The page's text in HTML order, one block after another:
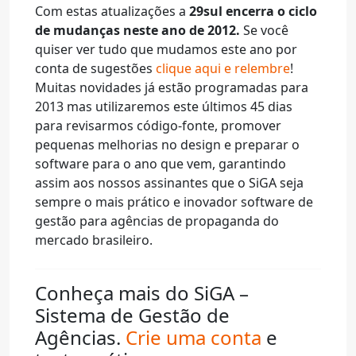
Com estas atualizações a 29sul encerra o ciclo
de mudanças neste ano de 2012. Se você
quiser ver tudo que mudamos este ano por
conta de sugestões clique aqui e relembre!
Muitas novidades já estão programadas para
2013 mas utilizaremos este últimos 45 dias
para revisarmos código-fonte, promover
pequenas melhorias no design e preparar o
software para o ano que vem, garantindo
assim aos nossos assinantes que o SiGA seja
sempre o mais prático e inovador software de
gestão para agências de propaganda do
mercado brasileiro.
Conheça mais do SiGA –
Sistema de Gestão de
Agências. Crie uma conta e